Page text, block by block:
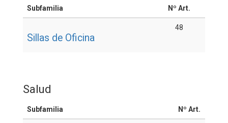
Subfamilia Nº Art.
Sillas de Oficina
48
Salud
Subfamilia Nº Art.